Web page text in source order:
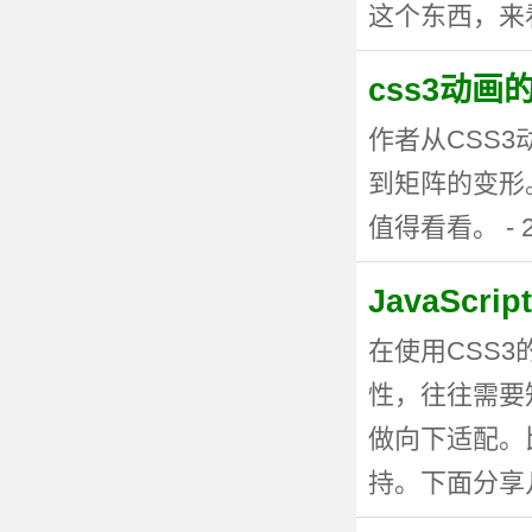
这个东西，
css3动画
作者从CSS3
到矩阵的变
值得看看。 -
JavaScript
在使用CSS3
性，往往需
做向下适配
持。下面分